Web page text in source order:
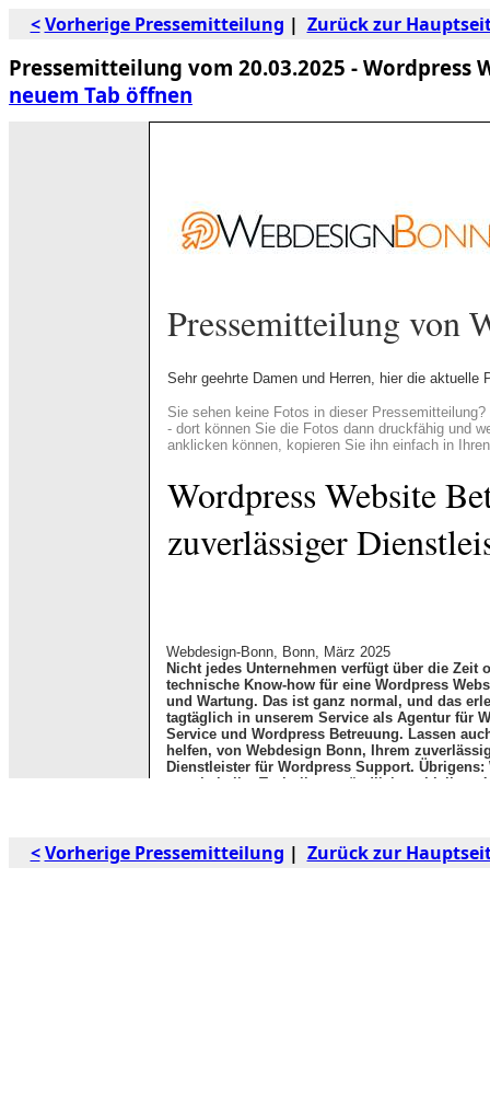
< Vorherige Pressemitteilung | Zurück zur
Pressemitteilung vom 20.03.2025 -
neuem Tab öffnen
< Vorherige Pressemitteilung | Zurück zur